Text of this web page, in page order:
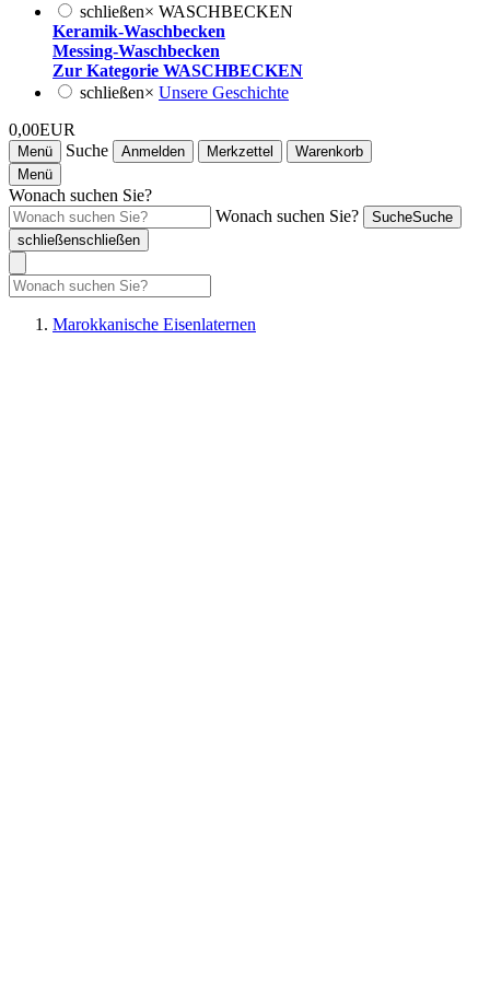
schließen× WASCHBECKEN
Keramik-Waschbecken
Messing-Waschbecken
Zur Kategorie WASCHBECKEN
schließen× Unsere Geschichte
0,00EUR
Menü Suche Anmelden Merkzettel
Warenkorb
Menü
Wonach suchen Sie?
Wonach suchen Sie?
SucheSuche
schließenschließen
Marokkanische Eisenlaternen